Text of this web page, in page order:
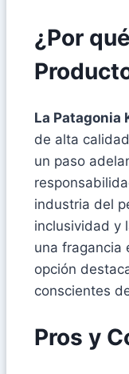
¿Por
La Patagonia
de alta
un paso
industria del
inclusividad y
una fragancia
opción
conscientes
Pros y